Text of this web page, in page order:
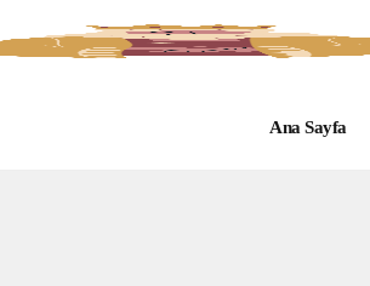
Ana Sayfa